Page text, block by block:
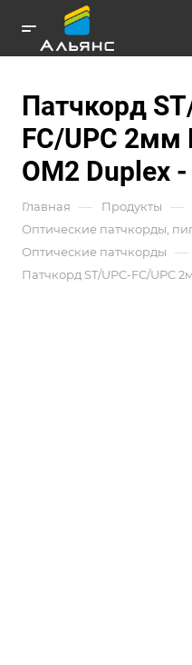
Патчкорд
FC/UPC 2мм
OM2 Duplex
Главная — Продукты —
Оптические патчкорды,
Оптические патчкорды —
Патчкорд ST/UPC-FC/UPC